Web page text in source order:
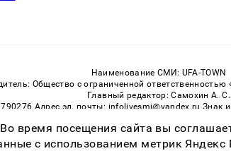
Наименование СМИ: UFA-TOWN
Общество с ограниченной
Главный редактор: Самохин А. С.
Адрес эл. почты: infolivesmi@yandex.ru Знак
Регистрационный номер СМИ ЭЛ № ФС 77 —
на Ufa-Town.Ru обязательна. Цитирование
время посещения сайта вы
с использованием метрик Яндекс